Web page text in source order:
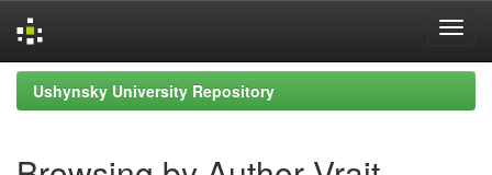
Skip
navigation
Ushynsky University Repository